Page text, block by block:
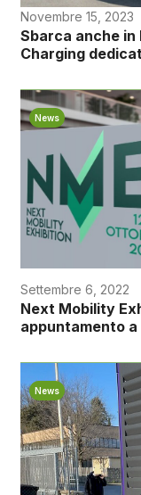
Novembre 15, 2023
Sbarca anche
Charging
News
Settembre 6, 2022
Next Mobility
appuntamento a
News